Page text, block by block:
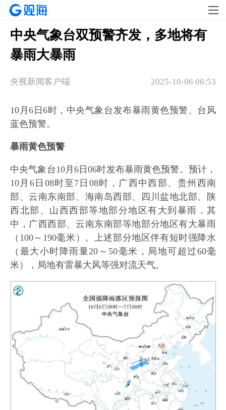
中央气象台双预警齐发，多地将有
暴雨大暴雨
2025-10-06 06:53
央视新闻客户端
10月6日6时，中央气象台发布暴雨黄色预警、台风
蓝色预警。
暴雨黄色预警
中央气象台10月6日06时发布暴雨黄色预警。预计，
10月6日08时至7日08时，广西中西部、贵州西南
部、云南东南部、海南岛西部、四川盆地北部、陕
西北部、山西西部等地部分地区有大到暴雨，其
中，广西西部、云南东南部等地部分地区有大暴雨
（100～190毫米）。上述部分地区伴有短时强降水
（最大小时降雨量20～50毫米，局地可超过60毫
米），局地有雷暴大风等强对流天气。